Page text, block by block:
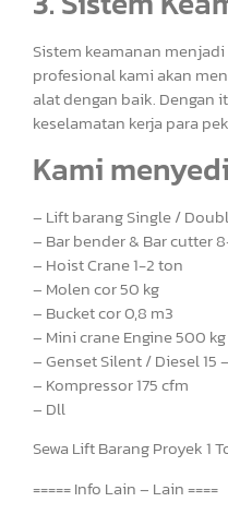
Sistem keamanan
profesional kami akan
alat dengan baik. Dengan
keselamatan kerja para
Kami
– Lift barang Single /
– Bar bender & Bar cutter
– Hoist Crane 1-2 ton
– Molen cor 50 kg
– Bucket cor 0,8 m3
– Mini crane Engine 500 kg
– Genset Silent / Diesel 15
– Kompressor 175 cfm
– Dll
Sewa Lift Barang Proyek 1
===== Info Lain – Lain ====